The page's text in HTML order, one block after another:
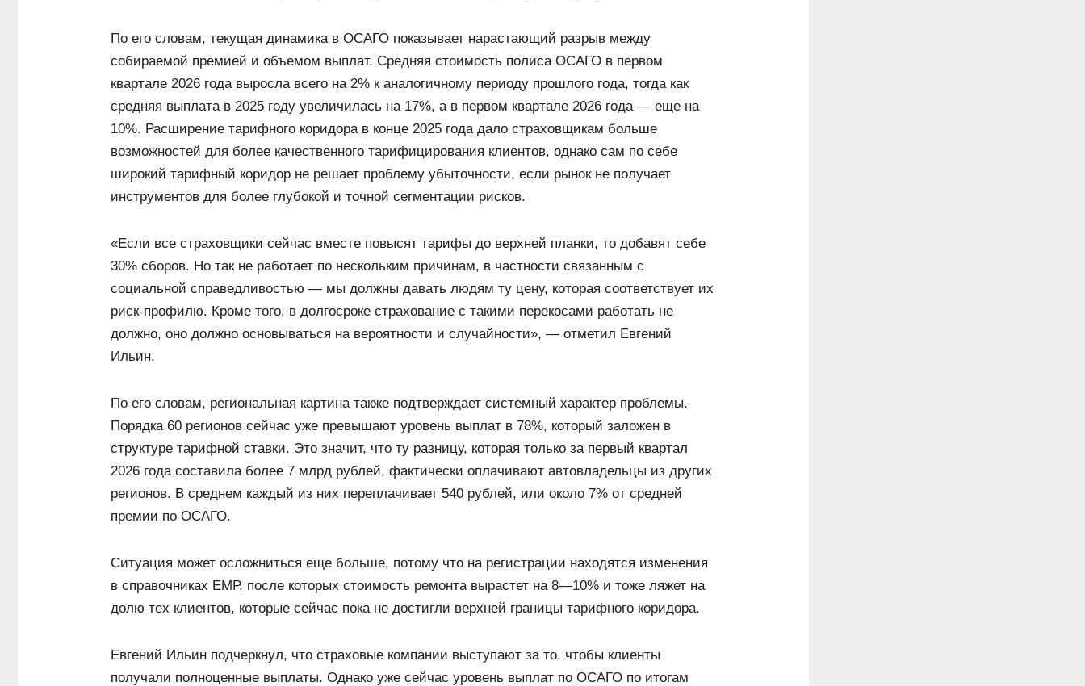
По его словам, текущая динамика в ОСАГО показывает нарастающий разрыв между
собираемой премией и объемом выплат. Средняя стоимость полиса ОСАГО в первом
квартале 2026 года выросла всего на 2% к аналогичному периоду прошлого года, тогда как
средняя выплата в 2025 году увеличилась на 17%, а в первом квартале 2026 года — еще на
10%. Расширение тарифного коридора в конце 2025 года дало страховщикам больше
возможностей для более качественного тарифицирования клиентов, однако сам по себе
широкий тарифный коридор не решает проблему убыточности, если рынок не получает
инструментов для более глубокой и точной сегментации рисков.
«Если все страховщики сейчас вместе повысят тарифы до верхней планки, то добавят себе
30% сборов. Но так не работает по нескольким причинам, в частности связанным с
социальной справедливостью — мы должны давать людям ту цену, которая соответствует их
риск-профилю. Кроме того, в долгосроке страхование с такими перекосами работать не
должно, оно должно основываться на вероятности и случайности», — отметил Евгений
Ильин.
По его словам, региональная картина также подтверждает системный характер проблемы.
Порядка 60 регионов сейчас уже превышают уровень выплат в 78%, который заложен в
структуре тарифной ставки. Это значит, что ту разницу, которая только за первый квартал
2026 года составила более 7 млрд рублей, фактически оплачивают автовладельцы из других
регионов. В среднем каждый из них переплачивает 540 рублей, или около 7% от средней
премии по ОСАГО.
Ситуация может осложниться еще больше, потому что на регистрации находятся изменения
в справочниках ЕМР, после которых стоимость ремонта вырастет на 8—10% и тоже ляжет на
долю тех клиентов, которые сейчас пока не достигли верхней границы тарифного коридора.
Евгений Ильин подчеркнул, что страховые компании выступают за то, чтобы клиенты
получали полноценные выплаты. Однако уже сейчас уровень выплат по ОСАГО по итогам